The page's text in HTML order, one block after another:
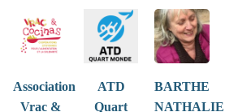
Association
Vrac &
ATD
Quart
BARTHE
NATHALIE